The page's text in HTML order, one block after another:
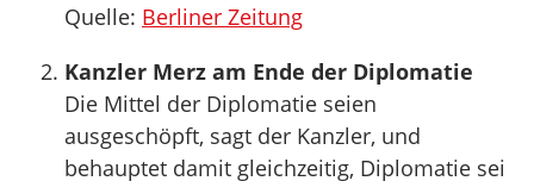
Quelle: Berliner Zeitung
Kanzler Merz am Ende der Diplomatie
Die Mittel der Diplomatie seien
ausgeschöpft, sagt der Kanzler, und
behauptet damit gleichzeitig, Diplomatie sei